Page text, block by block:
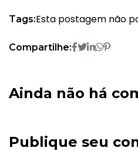
Tags:Esta postagem não
Compartilhe:
Ainda não há
Publique seu